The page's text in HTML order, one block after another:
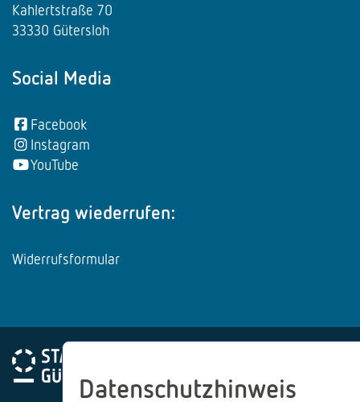
Kahlertstraße 70
33330 Gütersloh
Social Media
Facebook
Instagram
YouTube
Vertrag wiederrufen:
Widerrufsformular
Impressum Datenschutz
Datenschutzhinweis